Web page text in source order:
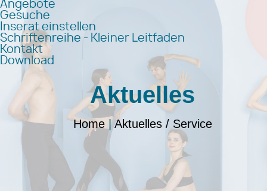
Angebote
Gesuche
Inserat einstellen
Schriftenreihe - Kleiner Leitfaden
Kontakt
Download
Aktuelles
Home|Aktuelles / Service